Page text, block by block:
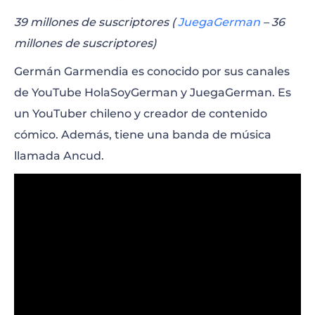
39 millones de suscriptores (JuegaGerman – 36
millones de suscriptores)
Germán Garmendia es conocido por sus canales
de YouTube HolaSoyGerman y JuegaGerman. Es
un YouTuber chileno y creador de contenido
cómico. Además, tiene una banda de música
llamada Ancud.